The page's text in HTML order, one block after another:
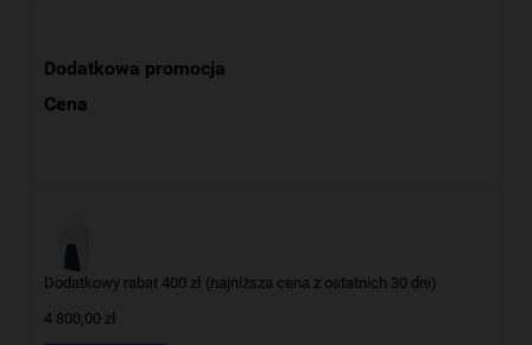
Dodatkowa promocja
Cena
Dodatkowy rabat 400 zł (najniższa cena z ostatnich 30 dni)
4 800,00 zł